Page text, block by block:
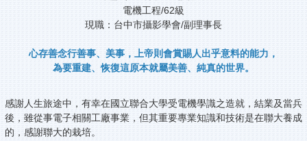
電機工程/62級
現職：台中市攝影學會/副理事長
心存善念行善事、美事，上帝則會賞賜人出乎意料的能力，
為要重建、恢復這原本就屬美善、純真的世界。
感謝人生旅途中，有幸在國立聯合大學受電機學識之造就，結業及當兵
後，雖從事電子相關工廠事業，但其重要專業知識和技術是在聯大養成
的，感謝聯大的栽培。